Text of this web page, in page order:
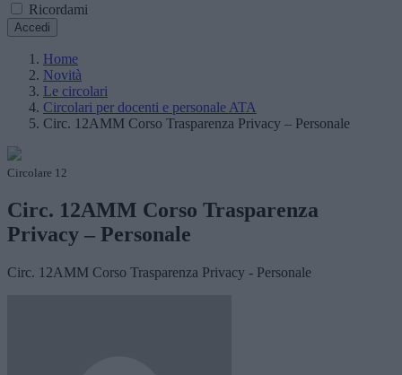
Ricordami
Accedi
Home
Novità
Le circolari
Circolari per docenti e personale ATA
Circ. 12AMM Corso Trasparenza Privacy – Personale
Circolare 12
Circ. 12AMM Corso Trasparenza
Privacy – Personale
Circ. 12AMM Corso Trasparenza Privacy - Personale